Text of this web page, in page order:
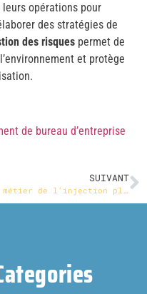
opérations pour
des stratégies de
des risques permet de
et protège
de bureau d’entreprise
SUIVANT
Le métier de l’injection plastique : un univers à découvrir